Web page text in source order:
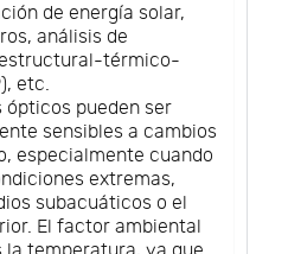
de energía solar,
análisis de
térmico-
etc.
ópticos pueden ser
sensibles a cambios
especialmente cuando
extremas,
subacuáticos o el
El factor ambiental